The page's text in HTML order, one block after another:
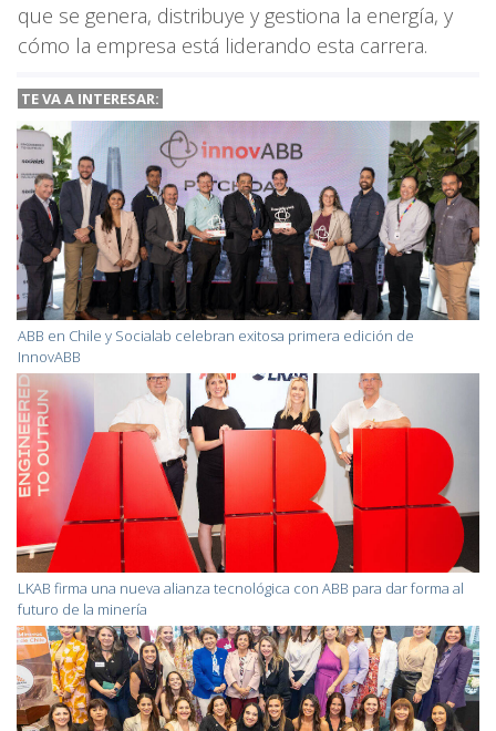
que se genera, distribuye y gestiona la energía, y
cómo la empresa está liderando esta carrera.
TE VA A INTERESAR:
ABB en Chile y Socialab celebran exitosa primera edición de
InnovABB
LKAB firma una nueva alianza tecnológica con ABB para dar forma al
futuro de la minería